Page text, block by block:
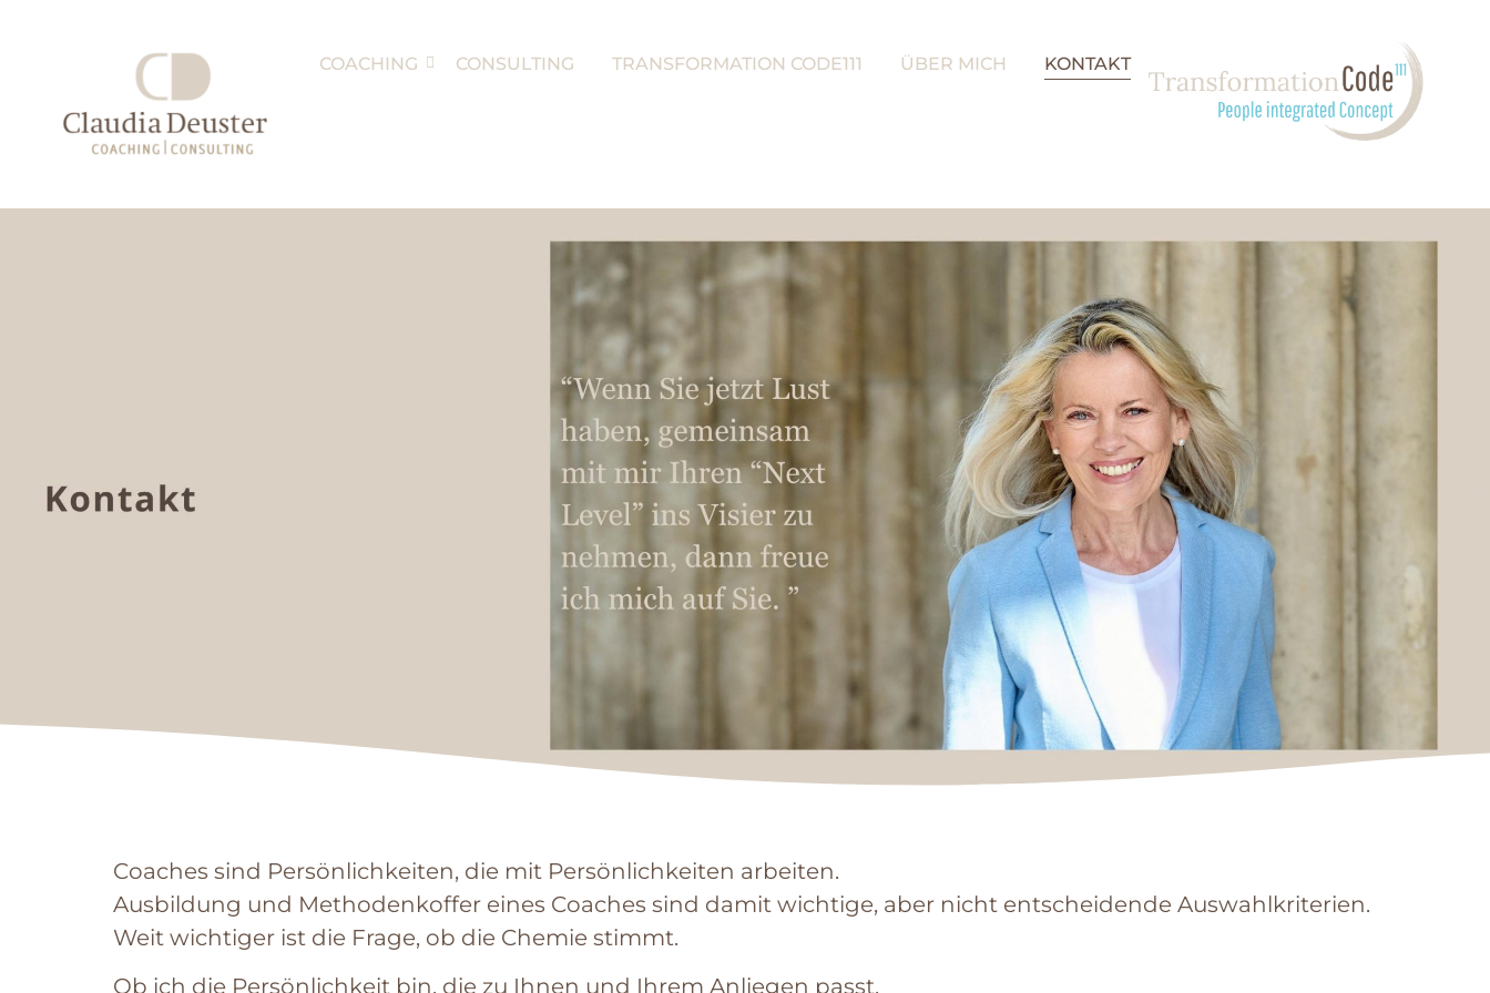
COACHING CONSULTING TRANSFORMATION CODE111 ÜBER MICH KONTAKT
Coaches sind Persönlichkeiten, die mit Persönlichkeiten arbeiten.
Ausbildung und Methodenkoffer eines Coaches sind damit wichtige, aber nicht entscheidende Auswahlkriterien.
Weit wichtiger ist die Frage, ob die Chemie stimmt.
Ob ich die Persönlichkeit bin, die zu Ihnen und Ihrem Anliegen passt,